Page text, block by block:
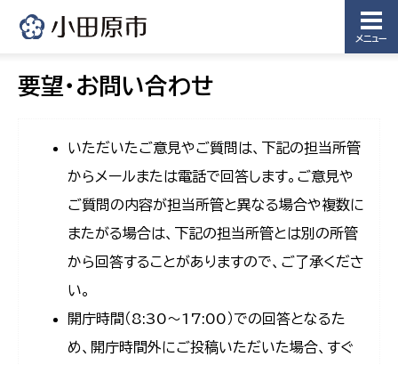
メニュー
要望・お問い合わせ
いただいたご意見やご質問は、下記の担当所管
からメールまたは電話で回答します。ご意見や
ご質問の内容が担当所管と異なる場合や複数に
またがる場合は、下記の担当所管とは別の所管
から回答することがありますので、ご了承くださ
い。
開庁時間（8:30〜17:00）での回答となるた
め、開庁時間外にご投稿いただいた場合、すぐ